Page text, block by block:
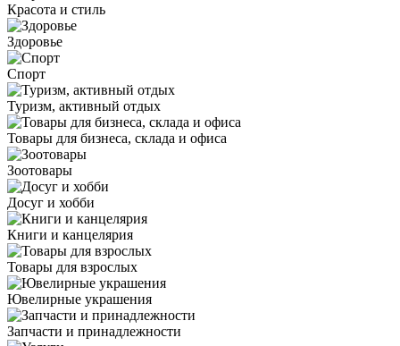
Красота и стиль
Здоровье
Спорт
Туризм, активный отдых
Товары для бизнеса, склада и офиса
Зоотовары
Досуг и хобби
Книги и канцелярия
Товары для взрослых
Ювелирные украшения
Запчасти и принадлежности